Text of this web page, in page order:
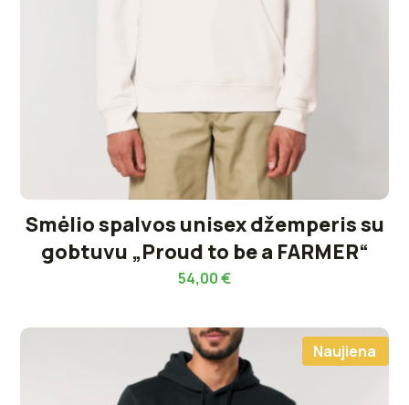
Smėlio spalvos unisex džemperis su
gobtuvu „Proud to be a FARMER“
54,00€
Naujiena